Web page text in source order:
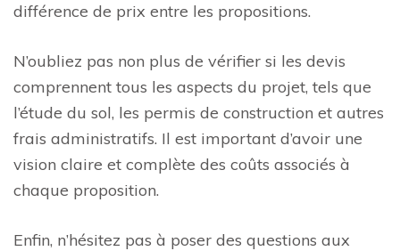
différence de prix entre les propositions.
N’oubliez pas non plus de vérifier si les devis
comprennent tous les aspects du projet, tels que
l’étude du sol, les permis de construction et autres
frais administratifs. Il est important d’avoir une
vision claire et complète des coûts associés à
chaque proposition.
Enfin, n’hésitez pas à poser des questions aux